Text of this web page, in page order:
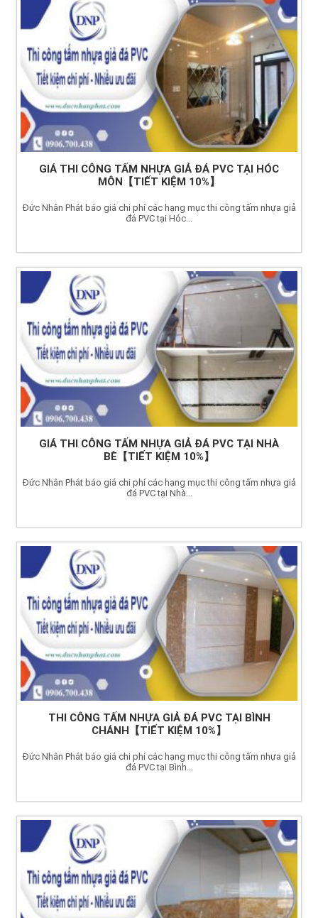
GIÁ THI CÔNG TẤM NHỰA GIẢ ĐÁ PVC TẠI HÓC
MÔN【TIẾT KIỆM 10%】
Đức Nhân Phát báo giá chi phí các hạng mục thi công tấm nhựa giả
đá PVC tại Hóc...
GIÁ THI CÔNG TẤM NHỰA GIẢ ĐÁ PVC TẠI NHÀ
BÈ【TIẾT KIỆM 10%】
Đức Nhân Phát báo giá chi phí các hạng mục thi công tấm nhựa giả
đá PVC tại Nhà...
THI CÔNG TẤM NHỰA GIẢ ĐÁ PVC TẠI BÌNH
CHÁNH【TIẾT KIỆM 10%】
Đức Nhân Phát báo giá chi phí các hạng mục thi công tấm nhựa giả
đá PVC tại Bình...